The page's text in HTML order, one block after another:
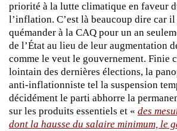
priorité à la lutte climatique en faveur
l’inflation. C’est là beaucoup dire car il
quémander à la CAQ pour un an
de l’État au lieu de leur augmentation
comme le veut le gouvernement. Finie
lointain des dernières élections, la
anti-inflationniste tel la suspension
décidément le parti abhorre la
sur les produits essentiels et « des
dont la hausse du salaire minimum, le